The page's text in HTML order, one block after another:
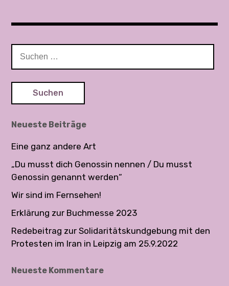
e
n
c
h
:
Neueste Beiträge
Eine ganz andere Art
„Du musst dich Genossin nennen / Du musst
Genossin genannt werden“
Wir sind im Fernsehen!
Erklärung zur Buchmesse 2023
Redebeitrag zur Solidaritätskundgebung mit den
Protesten im Iran in Leipzig am 25.9.2022
Neueste Kommentare